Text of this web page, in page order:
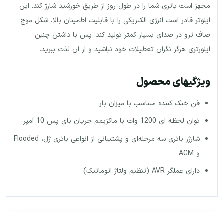
مجهز است باتری شما را در طول روز از طریق خورشید شارژ کند. این
اینوتر قادر است انرژی الکتریکی را با قابلیت اطمینان بالا، شکل موج
صاف ترو در صدای بسیار کمتر تولید کند. پس با داشتن چنین
اینورتری هرگز نگران تعطیلات خود نباشید و از ان لذت ببرید.
ویژگیهای محصول
فن خنک کننده متناسب با میزان بار
توان لحظه ای 1200 وات با ماکزیمم جریان بای پس 10 آمپر
شارژر باتری سه مرحله‌ای و پشتیبانی از انواعی باتری ژل، Flooded
و AGM
دارای عملگر AVR (تنظیم ولتاژ اتوماتیک)